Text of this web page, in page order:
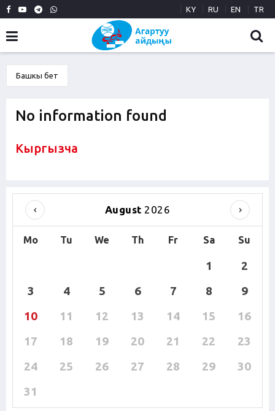
KY RU EN TR
Башкы бет
No information found
Кыргызча
August 2026
Mo Tu We Th Fr Sa Su
1
2
3
4 5 6 7 8
9
10
11 12 13 14 15
16
17
18 19 20 21 22
23
24
25 26 27 28 29
30
31